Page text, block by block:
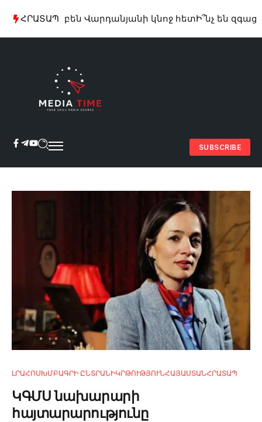
ՀՐԱՏԱՊ
Ռուբեն Վարդանյանի կնոջ հետԻ՞նչ են զգացել
SUBSCRIBE
ԼՐԱՀՈՍԽՄԲԱԳՐԻ ԸՆՏՐԱՆԻԿՐԹՈՒԹՅՈՒՆՀԱՅԱՍՏԱՆՀՐԱՏԱՊ
ԿԳՄՍ նախարարի
հայտարարությունը